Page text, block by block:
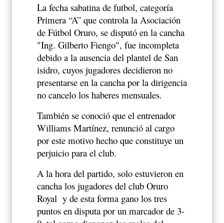
La fecha sabatina de futbol, categoría
Primera “A” que controla la Asociación
de Fútbol Oruro, se disputó en la cancha
"Ing. Gilberto Fiengo", fue incompleta
debido a la ausencia del plantel de San
isidro, cuyos jugadores decidieron no
presentarse en la cancha por la dirigencia
no cancelo los haberes mensuales.
También se conoció que el entrenador
Williams Martínez, renunció al cargo
por este motivo hecho que constituye un
perjuicio para el club.
A la hora del partido, solo estuvieron en
cancha los jugadores del club Oruro
Royal y de esta forma gano los tres
puntos en disputa por un marcador de 3-